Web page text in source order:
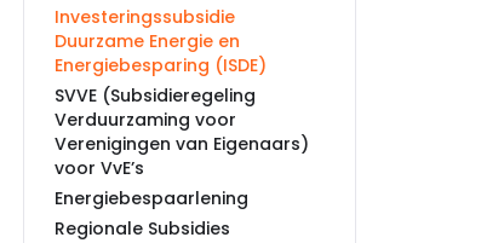
Investeringssubsidie
Duurzame Energie en
Energiebesparing (ISDE)
SVVE (Subsidieregeling
Verduurzaming voor
Verenigingen van Eigenaars)
voor VvE’s
Energiebespaarlening
Regionale Subsidies